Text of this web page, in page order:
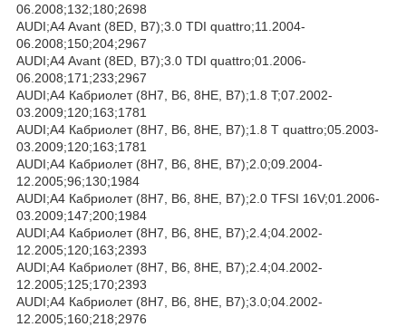
06.2008;132;180;2698
AUDI;A4 Avant (8ED, B7);3.0 TDI quattro;11.2004-
06.2008;150;204;2967
AUDI;A4 Avant (8ED, B7);3.0 TDI quattro;01.2006-
06.2008;171;233;2967
AUDI;A4 Кабриолет (8H7, B6, 8HE, B7);1.8 T;07.2002-
03.2009;120;163;1781
AUDI;A4 Кабриолет (8H7, B6, 8HE, B7);1.8 T quattro;05.2003-
03.2009;120;163;1781
AUDI;A4 Кабриолет (8H7, B6, 8HE, B7);2.0;09.2004-
12.2005;96;130;1984
AUDI;A4 Кабриолет (8H7, B6, 8HE, B7);2.0 TFSI 16V;01.2006-
03.2009;147;200;1984
AUDI;A4 Кабриолет (8H7, B6, 8HE, B7);2.4;04.2002-
12.2005;120;163;2393
AUDI;A4 Кабриолет (8H7, B6, 8HE, B7);2.4;04.2002-
12.2005;125;170;2393
AUDI;A4 Кабриолет (8H7, B6, 8HE, B7);3.0;04.2002-
12.2005;160;218;2976